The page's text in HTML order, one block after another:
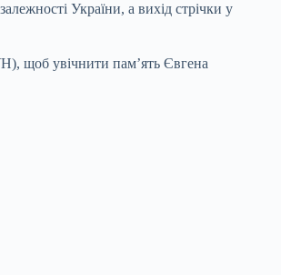
України, а вихід стрічки у
щоб увічнити пам’ять Євгена